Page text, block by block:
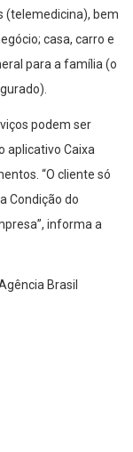
(telemedicina), bem
casa, carro e
para a família (o
podem ser
aplicativo Caixa
“O cliente só
Condição do
informa a
Brasil